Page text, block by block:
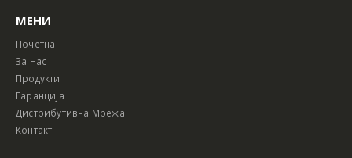
МЕНИ
Почетна
За Нас
Продукти
Гаранција
Дистрибутивна Мрежа
Контакт